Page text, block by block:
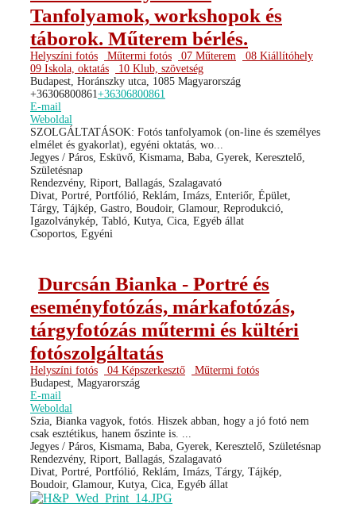
Tanfolyamok, workshopok és
táborok. Műterem bérlés.
Helyszíni fotós Műtermi fotós 07 Műterem
08 Kiállítóhely
09 Iskola, oktatás
10 Klub, szövetség
Budapest, Horánszky utca, 1085 Magyarország
+36306800861 +36306800861
E-mail
Weboldal
SZOLGÁLTATÁSOK: Fotós tanfolyamok (on-line és személyes
elmélet és gyakorlat), egyéni oktatás, wo...
Jegyes / Páros, Esküvő, Kismama, Baba, Gyerek, Keresztelő,
Születésnap
Rendezvény, Riport, Ballagás, Szalagavató
Divat, Portré, Portfólió, Reklám, Imázs, Enteriőr, Épület,
Tárgy, Tájkép, Gastro, Boudoir, Glamour, Reprodukció,
Igazolványkép, Tabló, Kutya, Cica, Egyéb állat
Csoportos, Egyéni
Durcsán Bianka - Portré és
eseményfotózás, márkafotózás,
tárgyfotózás műtermi és kültéri
fotószolgáltatás
Helyszíni fotós 04 Képszerkesztő
Műtermi fotós
Budapest, Magyarország
E-mail
Weboldal
Szia, Bianka vagyok, fotós. Hiszek abban, hogy a jó fotó nem
csak esztétikus, hanem őszinte is. ...
Jegyes / Páros, Kismama, Baba, Gyerek, Keresztelő, Születésnap
Rendezvény, Riport, Ballagás, Szalagavató
Divat, Portré, Portfólió, Reklám, Imázs, Tárgy, Tájkép,
Boudoir, Glamour, Kutya, Cica, Egyéb állat